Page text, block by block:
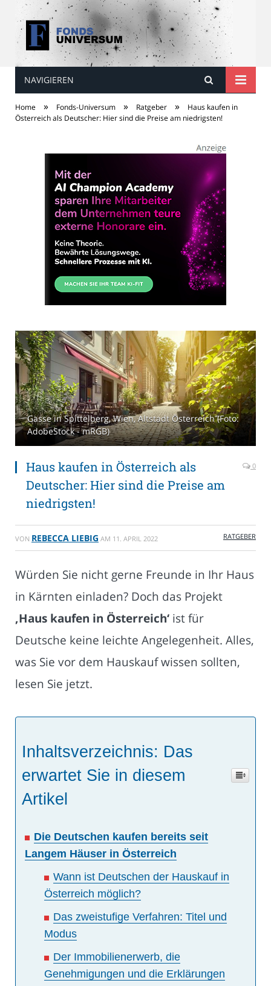
Fonds Universum
NAVIGIEREN
Home » Fonds-Universum » Ratgeber »
Haus kaufen in
Österreich als Deutscher: Hier sind die Preise am niedrigsten!
Gasse in Spittelberg, Wien, Altstadt Österreich (Foto:
AdobeStock - mRGB)
Haus kaufen in Österreich als
Deutscher: Hier sind die Preise am
niedrigsten!
0
VON REBECCA LIEBIG AM 11. APRIL 2022 RATGEBER
Würden Sie nicht gerne Freunde in Ihr Haus
in Kärnten einladen? Doch das Projekt
‚Haus kaufen in Österreich‘ ist für
Deutsche keine leichte Angelegenheit. Alles,
was Sie vor dem Hauskauf wissen sollten,
lesen Sie jetzt.
Inhaltsverzeichnis: Das
erwartet Sie in diesem
Artikel
Die Deutschen kaufen bereits seit
Langem Häuser in Österreich
Wann ist Deutschen der Hauskauf in
Österreich möglich?
Das zweistufige Verfahren: Titel und
Modus
Der Immobilienerwerb, die
Genehmigungen und die Erklärungen